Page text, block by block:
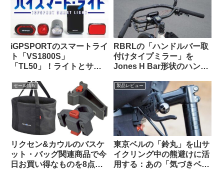
iGPSPORTのスマートライ
ト「VS1800S」
「TL50」！ライトとサイ
揃えると、新しい扉が開く
かも！
RBRLの「ハンドルバー取
付けタイプミラー」を
Jones H Bar形状のハンド
リでした
セール情報
リクセン&カウルのバスケ
ット・バッグ関連商品で今
日お買い得なものを8点ご
製品レビュー
東京ベルの「鈴丸」を山サ
イクリング中の熊避けに活
用する：あの「気づきベ